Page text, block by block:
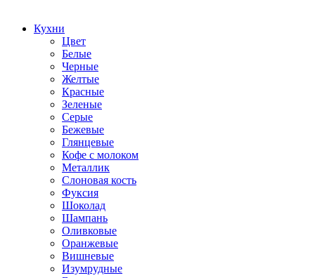
Кухни
Цвет
Белые
Черные
Желтые
Красные
Зеленые
Серые
Бежевые
Глянцевые
Кофе с молоком
Металлик
Слоновая кость
Фуксия
Шоколад
Шампань
Оливковые
Оранжевые
Вишневые
Изумрудные